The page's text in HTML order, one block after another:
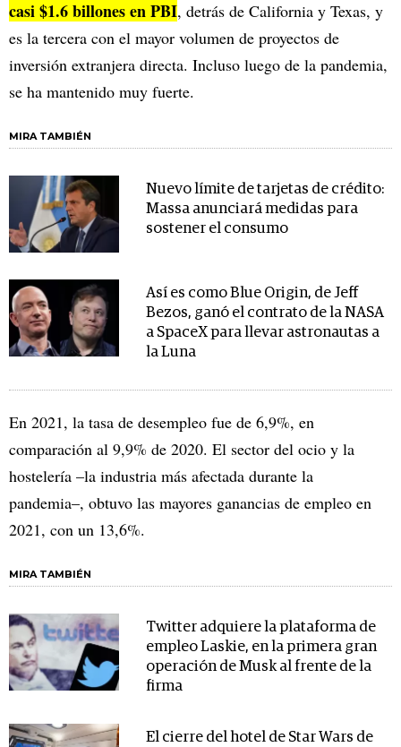
casi $1.6 billones en PBI, detrás de California y Texas, y
es la tercera con el mayor volumen de proyectos de
inversión extranjera directa. Incluso luego de la pandemia,
se ha mantenido muy fuerte.
MIRA TAMBIÉN
Nuevo límite de tarjetas de crédito:
Massa anunciará medidas para
sostener el consumo
Así es como Blue Origin, de Jeff
Bezos, ganó el contrato de la NASA
a SpaceX para llevar astronautas a
la Luna
En 2021, la tasa de desempleo fue de 6,9%, en
comparación al 9,9% de 2020. El sector del ocio y la
hostelería –la industria más afectada durante la
pandemia–, obtuvo las mayores ganancias de empleo en
2021, con un 13,6%.
MIRA TAMBIÉN
Twitter adquiere la plataforma de
empleo Laskie, en la primera gran
operación de Musk al frente de la
firma
El cierre del hotel de Star Wars de